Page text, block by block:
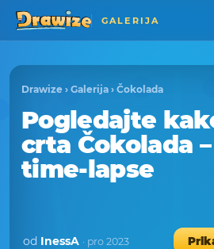
GALERIJA
Drawize › Galerija › Čokolada
Pogledajte
crta Čokolada
time-lapse
od InessA · pro 2023